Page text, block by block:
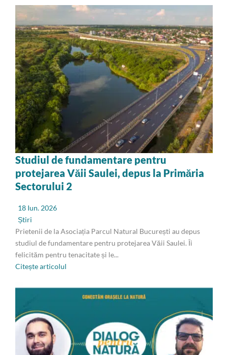
Studiul de fundamentare pentru
protejarea Văii Saulei, depus la Primăria
Sectorului 2
18 Iun. 2026
Știri
Prietenii de la Asociația Parcul Natural București au depus
studiul de fundamentare pentru protejarea Văii Saulei. Îi
felicităm pentru tenacitate și le...
Citește articolul